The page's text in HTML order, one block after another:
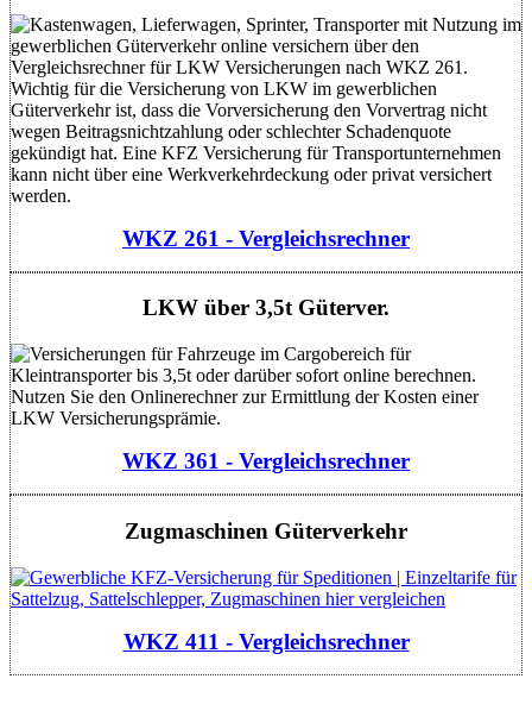
WKZ 261 - Vergleichsrechner
LKW über 3,5t Güterver.
WKZ 361 - Vergleichsrechner
Zugmaschinen Güterverkehr
WKZ 411 - Vergleichsrechner